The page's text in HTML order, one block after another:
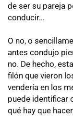
de ser su pareja
conducir...
O no, o
antes condujo
no. De hecho,
filón que vieron
vendería en los
puede identificar
qué hay que